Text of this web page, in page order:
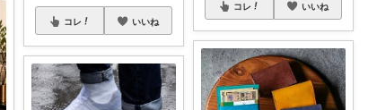
コレ いいね
コレ いいね